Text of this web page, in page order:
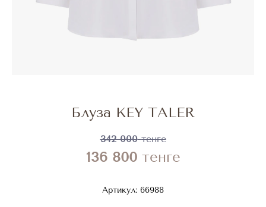
Блуза KEY TALER
342 000 тенге
136 800 тенге
Артикул: 66988